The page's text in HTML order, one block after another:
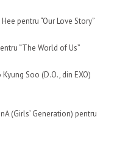
pentru “Our Love Story”
“The World of Us”
Soo (D.O., din EXO)
(Girls’ Generation) pentru